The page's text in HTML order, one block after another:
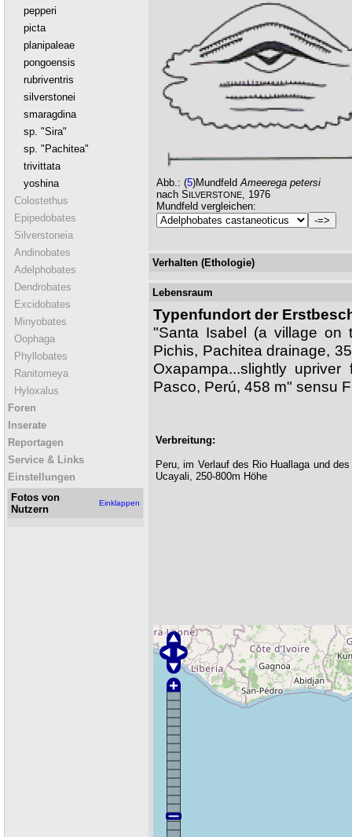
pepperi
picta
planipaleae
pongoensis
rubriventris
silverstonei
smaragdina
sp. "Sira"
sp. "Pachitea"
trivittata
yoshina
Colostethus
Epipedobates
Silverstoneia
Andinobates
Adelphobates
Dendrobates
Excidobates
Minyobates
Oophaga
Phyllobates
Ranitomeya
Hyloxalus
Foren
Inserate
Reportagen
Service & Links
Einstellungen
Fotos von
Nutzern
Einklappen
Abb.: (5)Mundfeld Ameerega petersi
nach SILVERSTONE
, 1976
Mundfeld vergleichen:
Verhalten (Ethologie)
Lebensraum
Typenfundort der
"Santa Isabel (a village on
Pichis, Pachitea drainage,
Oxapampa...slightly
Pasco, Perú, 458 m" sensu F
Verbreitung:
Peru, im Verlauf des Rio Huallaga und des
Ucayali, 250-800m Höhe